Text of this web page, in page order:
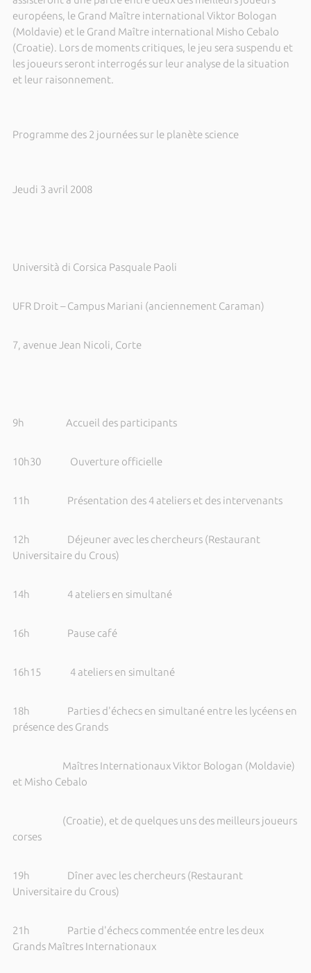
européens, le Grand Maître international Viktor Bologan
(Moldavie) et le Grand Maître international Misho Cebalo
(Croatie). Lors de moments critiques, le jeu sera suspendu et
les joueurs seront interrogés sur leur analyse de la situation
et leur raisonnement.
Programme des 2 journées sur le planète science
Jeudi 3 avril 2008
Università di Corsica Pasquale Paoli
UFR Droit – Campus Mariani (anciennement Caraman)
7, avenue Jean Nicoli, Corte
9h Accueil des participants
10h30 Ouverture officielle
11h Présentation des 4 ateliers et des intervenants
12h Déjeuner avec les chercheurs (Restaurant
Universitaire du Crous)
14h 4 ateliers en simultané
16h Pause café
16h15 4 ateliers en simultané
18h Parties d'échecs en simultané entre les lycéens en
présence des Grands
Maîtres Internationaux Viktor Bologan (Moldavie)
et Misho Cebalo
(Croatie), et de quelques uns des meilleurs joueurs
corses
19h Dîner avec les chercheurs (Restaurant
Universitaire du Crous)
21h Partie d'échecs commentée entre les deux
Grands Maîtres Internationaux